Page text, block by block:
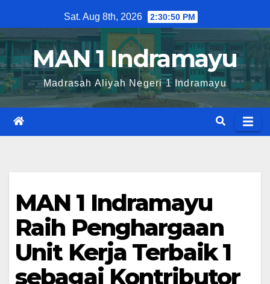
to
content
Sat. Aug 8th, 2026 2:30:50 PM
MAN 1 Indramayu
Madrasah Aliyah Negeri 1 Indramayu
MAN 1 Indramayu
Raih Penghargaan
Unit Kerja Terbaik 1
sebagai Kontributor